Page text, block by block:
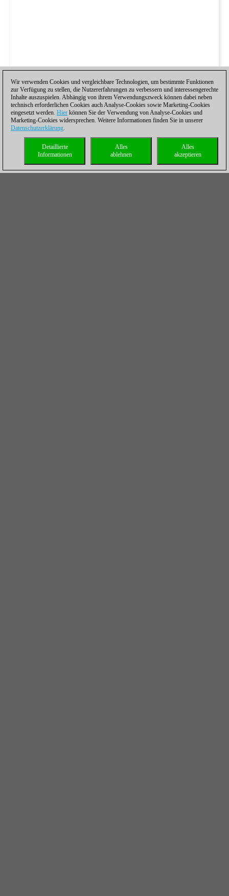
Wir verwenden Cookies und vergleichbare Technologien, um bestimmte Funktionen
zur Verfügung zu stellen, die Nutzererfahrungen zu verbessern und interessengerechte
Inhalte auszuspielen. Abhängig von ihrem Verwendungszweck können dabei neben
technisch erforderlichen Cookies auch Analyse-Cookies sowie Marketing-Cookies
eingesetzt werden. Hier können Sie der Verwendung von Analyse-Cookies und
Marketing-Cookies widersprechen. Weitere Informationen finden Sie in unserer
Datenschutzerklärung.
Alles
akzeptieren
Alles
ablehnen
Detaillierte
Informationen